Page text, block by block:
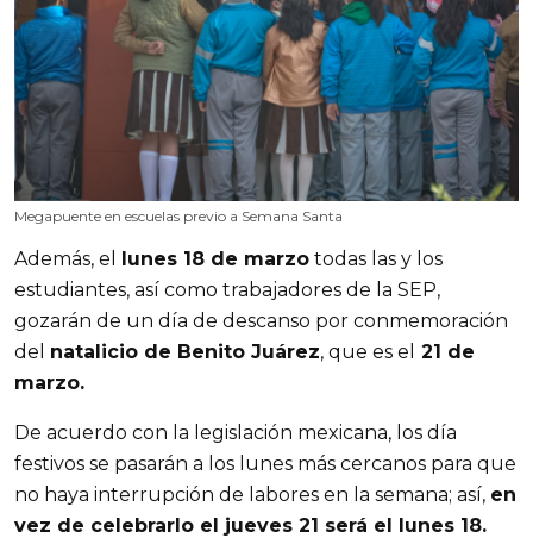
Megapuente en escuelas previo a Semana Santa
Además, el lunes 18 de marzo todas las y los
estudiantes, así como trabajadores de la SEP,
gozarán de un día de descanso por conmemoración
del natalicio de Benito Juárez, que es el 21 de
marzo.
De acuerdo con la legislación mexicana, los día
festivos se pasarán a los lunes más cercanos para que
no haya interrupción de labores en la semana; así, en
vez de celebrarlo el jueves 21 será el lunes 18.